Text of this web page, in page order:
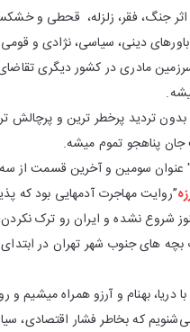
جنگ، فقر، زلزله، قحطی و
دینی، سیاسی، نژادی و
مادری در کشور دیگری
تردید پرخطر ترین و پرچالش
پناهجو تموم میشه.
عنوان سومین و آخرین قسمت از
”روایت مهاجرت آدمهایی بود که
شروع نشده و ایران رو ترک
های جنوب شهر تهران در
بهنام و آرزو همراه میشیم و
می‌شنویم که بخاطر فشار اقتصادی،